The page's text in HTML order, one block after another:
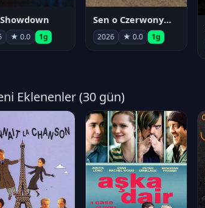
★ 0.0 1g
Sen o Czerwonym Pyle
2026 ★ 0.0 1g
Eklenenler (30 gün)